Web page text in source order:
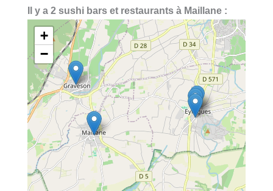
Il y a 2 sushi bars et restaurants à Maillane :
+
−